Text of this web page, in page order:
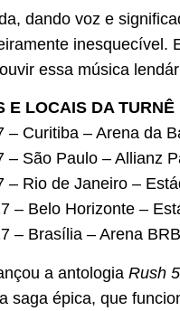
dando voz e
inesquecível.
essa música
E LOCAIS DA
– Curitiba – Arena da
– São Paulo – Allianz
– Rio de Janeiro –
– Belo Horizonte –
– Brasília – Arena
a antologia Rush
saga épica, que